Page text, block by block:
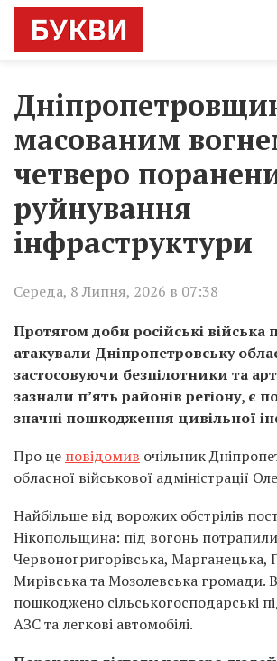
масованим
четверо
руйнування
інфраструктури
Середа, 8 Липня, 2026 в 07:38
Протягом доби російські війська
атакували Дніпропетровську
застосовуючи безпілотники та
зазнали п’ять районів регіону, є
значні пошкодження цивільної
Про це повідомив очільник
обласної військової адміністрації
Найбільше від ворожих обстрілів
Нікопольщина: під вогонь
Червоногригорівська, Марганецька,
Мирівська та Мозолевська громади.
пошкоджено сільськогосподарські
АЗС та легкові автомобілі.